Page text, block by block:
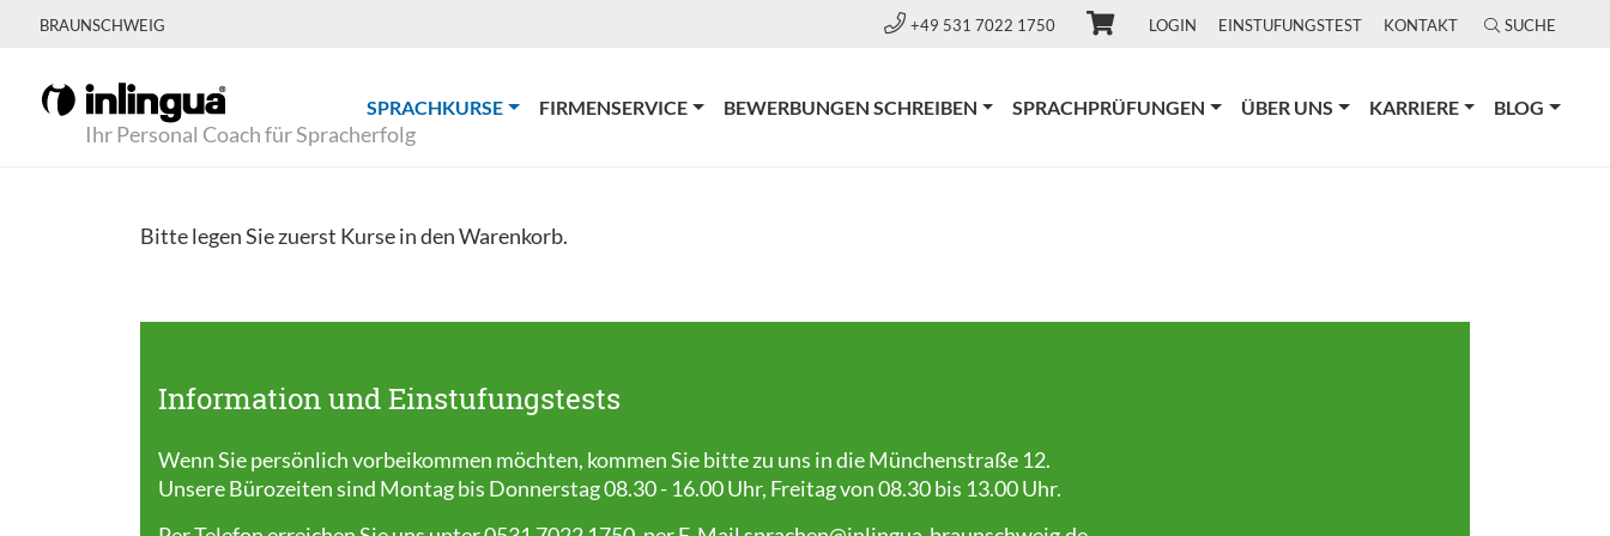
BRAUNSCHWEIG +49 531 7022 1750 LOGIN EINSTUFUNGSTEST KONTAKT SUCHE
Ihr Personal Coach für Spracherfolg
SPRACHKURSE(CURRENT)
FIRMENSERVICE BEWERBUNGEN SCHREIBEN SPRACHPRÜFUNGEN ÜBER UNS KARRIERE BLOG
Bitte legen Sie zuerst Kurse in den Warenkorb.
Information und Einstufungstests
Wenn Sie persönlich vorbeikommen möchten, kommen Sie bitte zu uns in die Münchenstraße 12.
Unsere Bürozeiten sind Montag bis Donnerstag 08.30 - 16.00 Uhr, Freitag von 08.30 bis 13.00 Uhr.